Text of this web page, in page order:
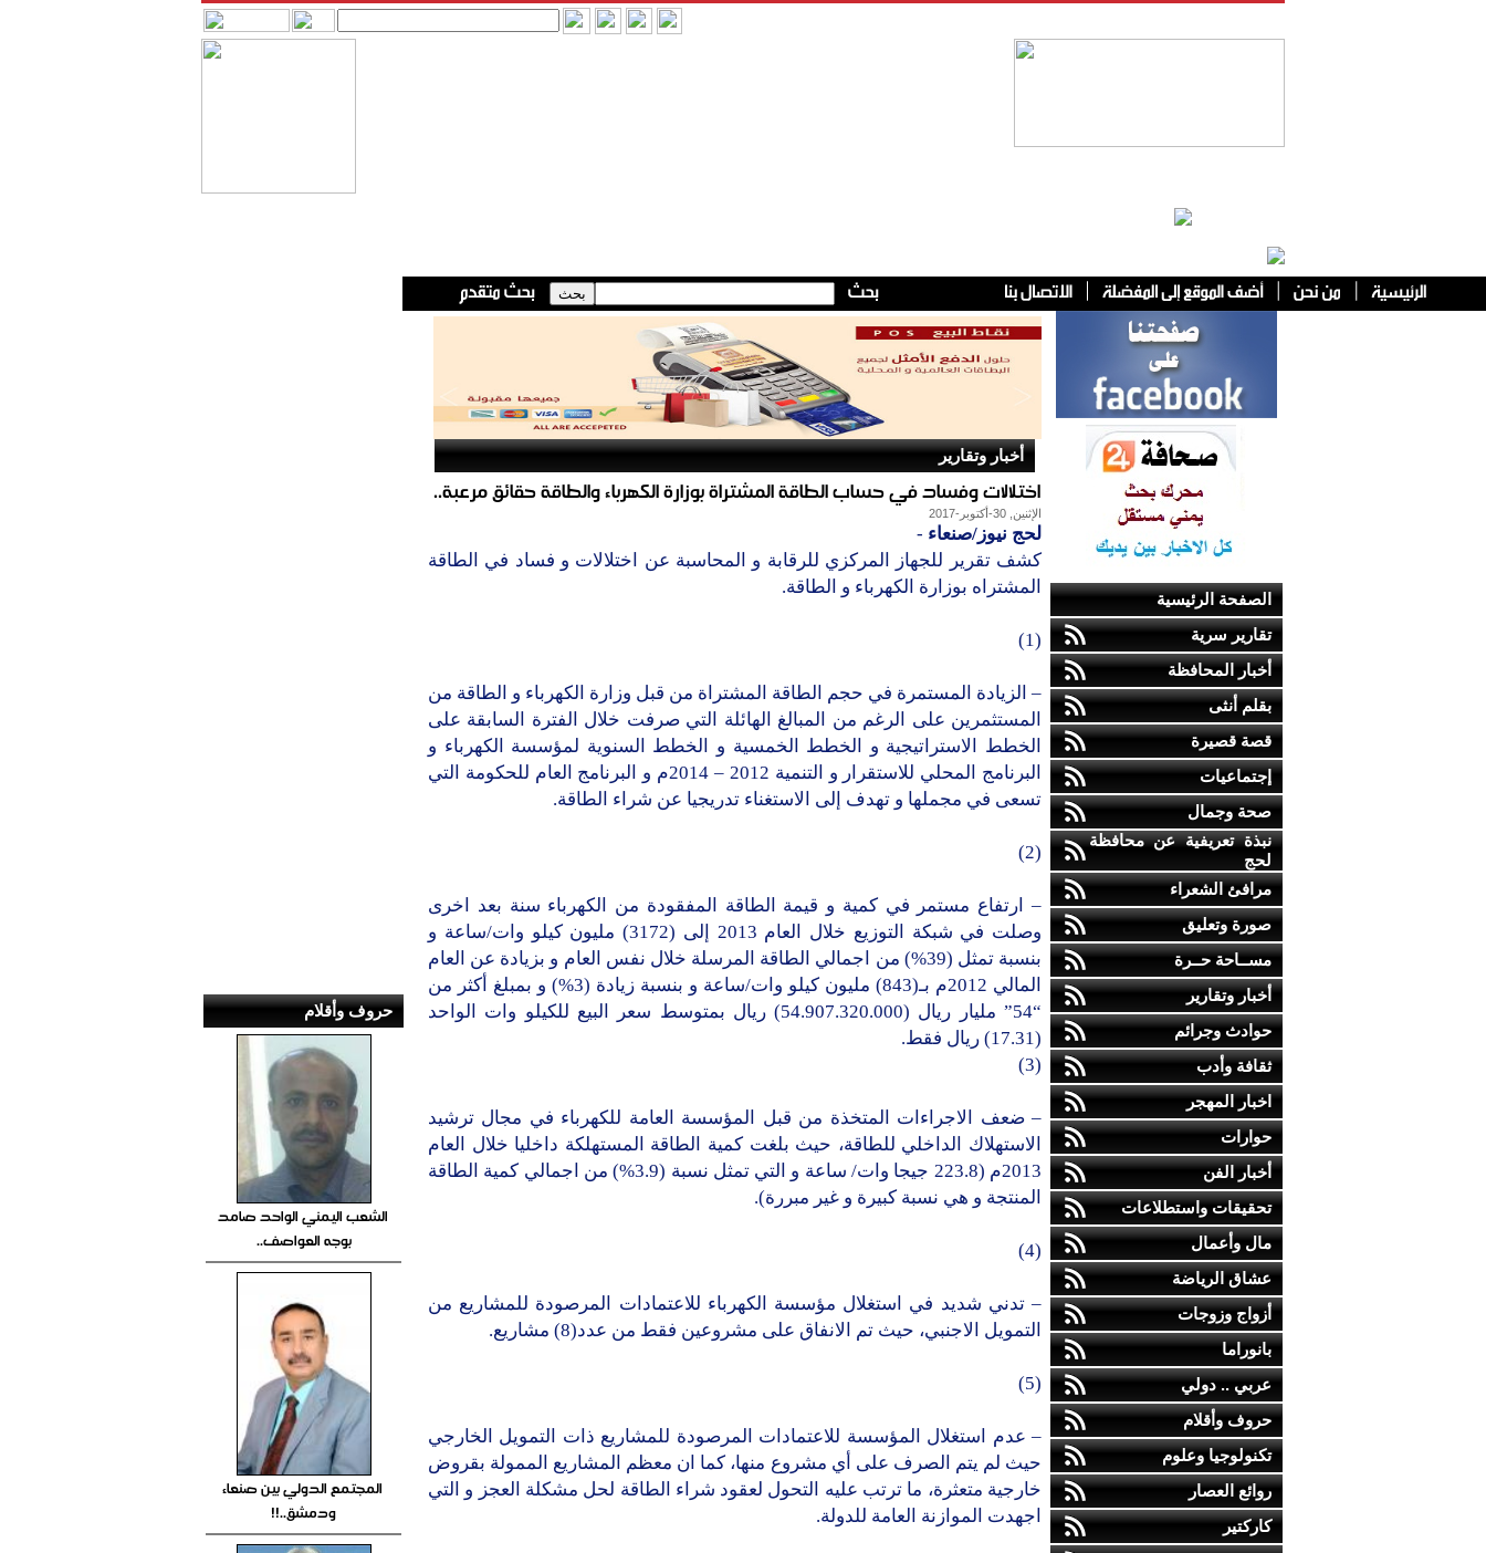
الصفحة الرئيسية
تقارير سرية
أخبار المحافظة
بقلم أنثى
قصة قصيرة
إجتماعيات
صحة وجمال
نبذة تعريفية عن محافظة
لحج
مرافئ الشعراء
صورة وتعليق
مســاحة حــرة
أخبار وتقارير
حوادث وجرائم
ثقافة وأدب
اخبار المهجر
حوارات
أخبار الفن
تحقيقات واستطلاعات
مال وأعمال
عشاق الرياضة
أزواج وزوجات
بانوراما
عربي .. دولي
حروف وأقلام
تكنولوجيا وعلوم
روائع العصار
كاركتير
أخبار وتقارير
اختلالات وفساد في حساب الطاقة المشتراة بوزارة الكهرباء والطاقة حقائق مرعبة..
الإثنين, 30-أكتوبر-2017
لحج نيوز/صنعاء -
كشف تقرير للجهاز المركزي للرقابة و المحاسبة عن اختلالات و فساد في الطاقة
المشتراه بوزارة الكهرباء و الطاقة.
(1)
– الزيادة المستمرة في حجم الطاقة المشتراة من قبل وزارة الكهرباء و الطاقة من
المستثمرين على الرغم من المبالغ الهائلة التي صرفت خلال الفترة السابقة على
الخطط الاستراتيجية و الخطط الخمسية و الخطط السنوية لمؤسسة الكهرباء و
البرنامج المحلي للاستقرار و التنمية 2012 – 2014م و البرنامج العام للحكومة التي
تسعى في مجملها و تهدف إلى الاستغناء تدريجيا عن شراء الطاقة.
(2)
– ارتفاع مستمر في كمية و قيمة الطاقة المفقودة من الكهرباء سنة بعد اخرى
وصلت في شبكة التوزيع خلال العام 2013 إلى (3172) مليون كيلو وات/ساعة و
بنسبة تمثل (39%) من اجمالي الطاقة المرسلة خلال نفس العام و بزيادة عن العام
المالي 2012م بـ(843) مليون كيلو وات/ساعة و بنسبة زيادة (3%) و بمبلغ أكثر من
“54” مليار ريال (54.907.320.000) ريال بمتوسط سعر البيع للكيلو وات الواحد
(17.31) ريال فقط.
(3)
– ضعف الاجراءات المتخذة من قبل المؤسسة العامة للكهرباء في مجال ترشيد
الاستهلاك الداخلي للطاقة، حيث بلغت كمية الطاقة المستهلكة داخليا خلال العام
2013م (223.8 جيجا وات/ ساعة و التي تمثل نسبة (3.9%) من اجمالي كمية الطاقة
المنتجة و هي نسبة كبيرة و غير مبررة).
(4)
– تدني شديد في استغلال مؤسسة الكهرباء للاعتمادات المرصودة للمشاريع من
التمويل الاجنبي، حيث تم الانفاق على مشروعين فقط من عدد(8) مشاريع.
(5)
– عدم استغلال المؤسسة للاعتمادات المرصودة للمشاريع ذات التمويل الخارجي
حيث لم يتم الصرف على أي مشروع منها، كما ان معظم المشاريع الممولة بقروض
خارجية متعثرة، ما ترتب عليه التحول لعقود شراء الطاقة لحل مشكلة العجز و التي
اجهدت الموازنة العامة للدولة.
حروف وأقلام
الشعب اليمني الواحد صامد
بوجه العواصف..
المجتمع الدولي بين صنعاء
ودمشق..!!